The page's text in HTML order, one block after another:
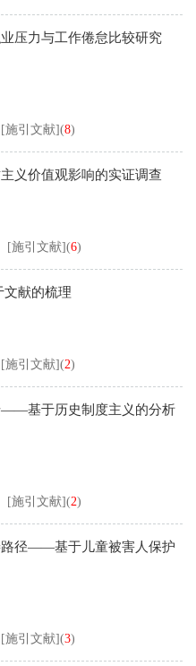
压力与工作倦怠比较研究
[施引文献](8)
义价值观影响的实证调查
[施引文献](6)
文献的梳理
[施引文献](2)
——基于历史制度主义的分析
[施引文献](2)
路径——基于儿童被害人保护
[施引文献](3)